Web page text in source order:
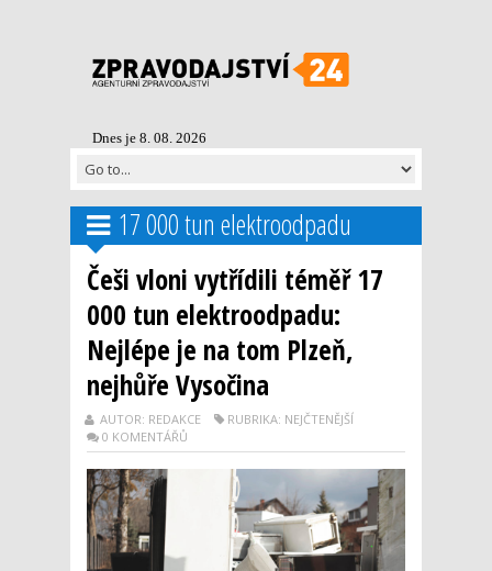
Dnes je 8. 08. 2026
17 000 tun elektroodpadu
Češi vloni vytřídili téměř 17
000 tun elektroodpadu:
Nejlépe je na tom Plzeň,
nejhůře Vysočina
AUTOR: REDAKCE
RUBRIKA: NEJČTENĚJŠÍ
0 KOMENTÁŘŮ